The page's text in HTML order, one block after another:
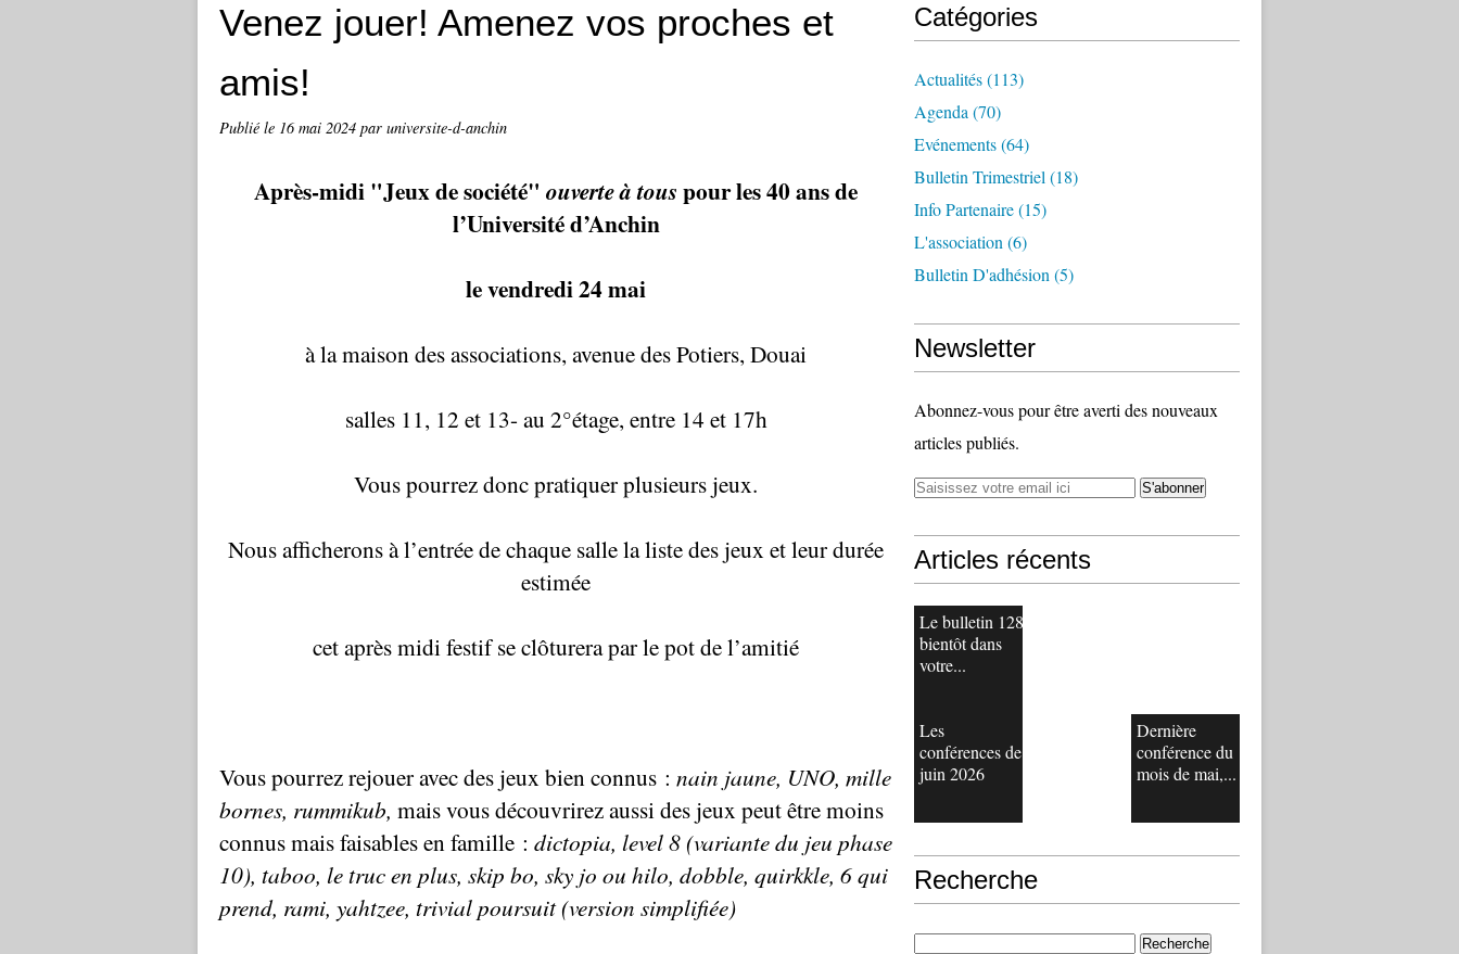
Venez jouer! Amenez vos proches et
amis!
Publié le 16 mai 2024 par universite-d-anchin
Après-midi "Jeux de société" ouverte à tous pour les 40 ans de
l’Université d’Anchin
le vendredi 24 mai
à la maison des associations, avenue des Potiers, Douai
salles 11, 12 et 13- au 2°étage, entre 14 et 17h
Vous pourrez donc pratiquer plusieurs jeux.
Nous afficherons à l’entrée de chaque salle la liste des jeux et leur durée
estimée
cet après midi festif se clôturera par le pot de l’amitié
Vous pourrez rejouer avec desjeux bien connus : nain jaune, UNO, mille
bornes, rummikub, mais vous découvrirez aussi desjeux peut être moins
connusmais faisables en famille : dictopia, level 8 (variante du jeu phase
10), taboo, le truc en plus, skip bo, sky jo ou hilo, dobble, quirkkle, 6 qui
prend, rami, yahtzee, trivial poursuit (version simplifiée)
Catégories
Actualités(113)
Agenda (70)
Evénements(64)
Bulletin Trimestriel (18)
Info Partenaire(15)
L'association (6)
Bulletin D'adhésion (5)
Newsletter
Abonnez-vous pour être averti des nouveaux
articles publiés.
Articles récents
Le bulletin 128
bientôt dans
votre...
Les
conférences de
juin 2026
Dernière
conférence du
mois de mai,...
Recherche